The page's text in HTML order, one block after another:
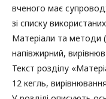
вченого має
зі списку
Матеріали та методи
напівжирний,
Текст розділу
12 кегль,